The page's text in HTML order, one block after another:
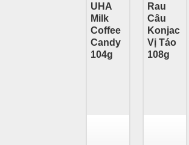
UHA
Milk
Coffee
Candy
104g
Rau
Câu
Konjac
Vị Táo
108g